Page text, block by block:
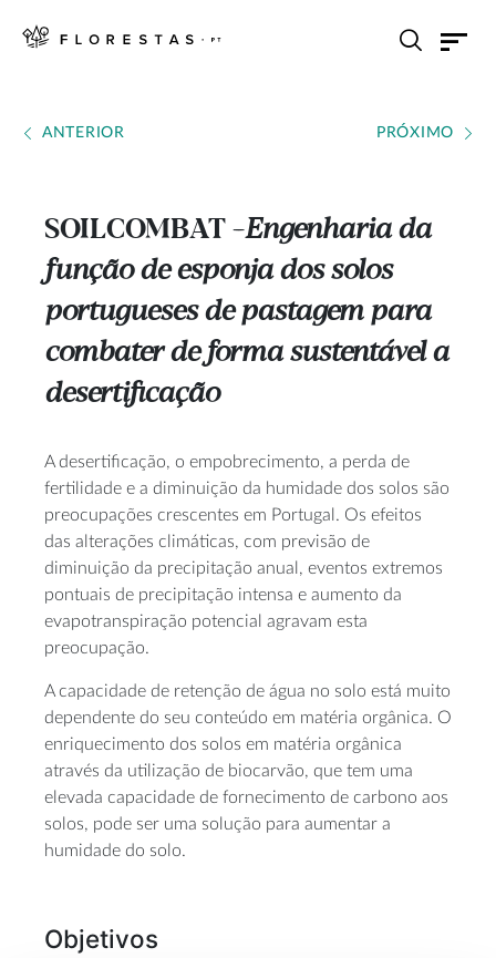
ANTERIOR PRÓXIMO
SOILCOMBAT --- Engenharia da
função de esponja dos solos
portugueses de pastagem para
combater de forma sustentável a
desertificação
A desertificação, o empobrecimento, a perda de
fertilidade e a diminuição da humidade dos solos são
preocupações crescentes em Portugal. Os efeitos
das alterações climáticas, com previsão de
diminuição da precipitação anual, eventos extremos
pontuais de precipitação intensa e aumento da
evapotranspiração potencial agravam esta
preocupação.
A capacidade de retenção de água no solo está muito
dependente do seu conteúdo em matéria orgânica. O
enriquecimento dos solos em matéria orgânica
através da utilização de biocarvão, que tem uma
elevada capacidade de fornecimento de carbono aos
solos, pode ser uma solução para aumentar a
humidade do solo.
Objetivos